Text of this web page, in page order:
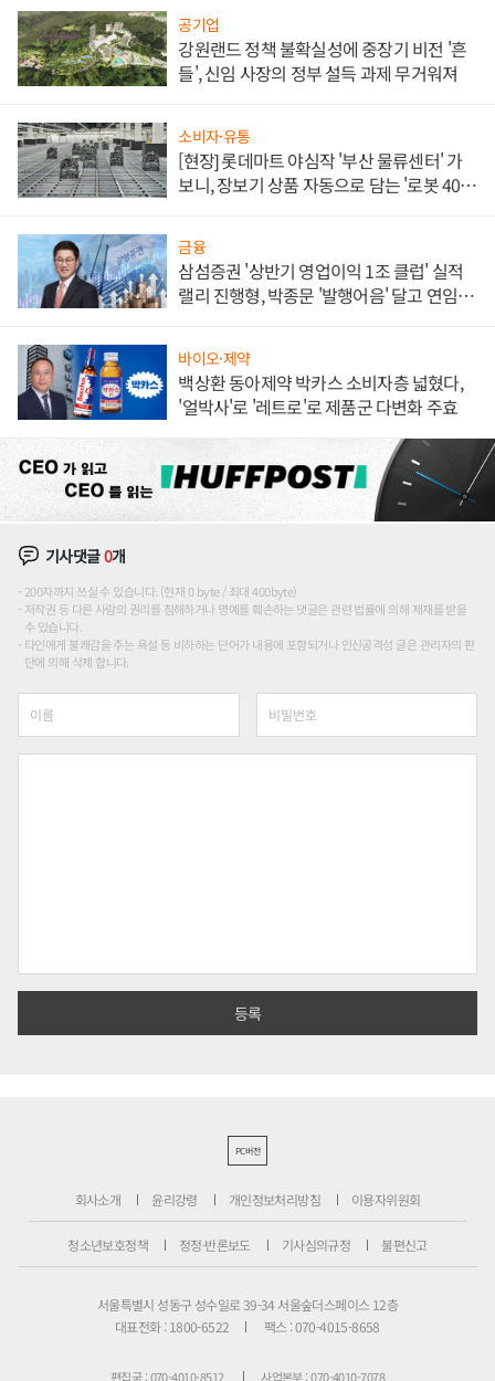
공기업
강원랜드 정책 불확실성에 중장기 비전 '흔
들', 신임 사장의 정부 설득 과제 무거워져
소비자·유통
[현장] 롯데마트 야심작 '부산 물류센터' 가
보니, 장보기 상품 자동으로 담는 '로봇 400
금융
삼섬증권 '상반기 영업이익 1조 클럽' 실적
랠리 진행형, 박종문 '발행어음' 달고 연임 향
바이오·제약
백상환 동아제약 박카스 소비자층 넓혔다,
'얼박사'로 '레트로'로 제품군 다변화 주효
기사댓글0개
200자까지 쓰실 수 있습니다. (현재 0 byte / 최대 400byte)
저작권 등 다른 사람의 권리를 침해하거나 명예를 훼손하는 댓글은 관련 법률에 의해 제재를 받을
수 있습니다.
타인에게 불쾌감을 주는 욕설 등 비하하는 단어가 내용에 포함되거나 인신공격성 글은 관리자의 판
단에 의해 삭제 합니다.
PC버전
회사소개 윤리강령 개인정보처리방침 이용자위원회
청소년보호정책 정정·반론보도 기사심의규정 불편신고
서울특별시 성동구 성수일로 39-34 서울숲더스페이스 12층
대표전화 : 1800-6522
팩스 : 070-4015-8658
편집국 : 070-4010-8512 사업본부 : 070-4010-7078